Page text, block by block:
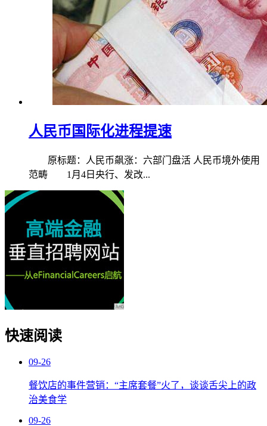
人民币国际化进程提速
原标题：人民币飙涨：六部门盘活 人民币境外使用
范畴 1月4日央行、发改...
快速阅读
09-26
餐饮店的事件营销：“主席套餐”火了，谈谈舌尖上的政
治美食学
09-26